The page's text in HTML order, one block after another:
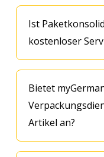
Ist
kostenloser
Bietet
Artikel an?